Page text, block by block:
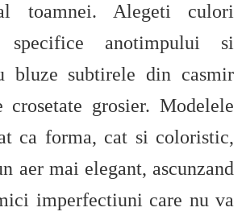
toamnei. Alegeti culori
specifice anotimpului si
bluze subtirele din casmir
crosetate grosier. Modelele
ca forma, cat si coloristic,
aer mai elegant, ascunzand
imperfectiuni care nu va